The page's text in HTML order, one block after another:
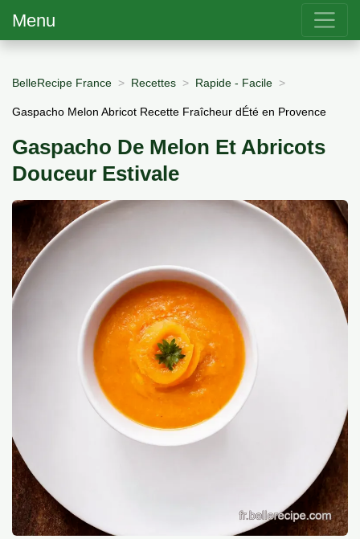
Menu
BelleRecipe France Recettes Rapide - Facile
Gaspacho Melon Abricot Recette Fraîcheur dÉté en Provence
Gaspacho De Melon Et Abricots
Douceur Estivale